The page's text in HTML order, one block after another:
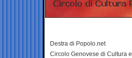
Destra di Popolo.net
Circolo Genovese di Cultura e